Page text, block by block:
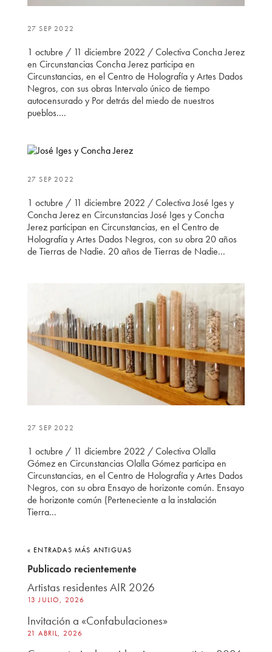
27 SEP 2022
1 octubre / 11 diciembre 2022 / Colectiva Concha Jerez
en Circunstancias Concha Jerez participa en
Circunstancias, en el Centro de Holografía y Artes Dados
Negros, con sus obras Intervalo único de tiempo
autocensurado y Por detrás del miedo de nuestros
pueblos....
27 SEP 2022
1 octubre / 11 diciembre 2022 / Colectiva José Iges y
Concha Jerez en Circunstancias José Iges y Concha
Jerez participan en Circunstancias, en el Centro de
Holografía y Artes Dados Negros, con su obra 20 años
de Tierras de Nadie. 20 años de Tierras de Nadie...
27 SEP 2022
1 octubre / 11 diciembre 2022 / Colectiva Olalla
Gómez en Circunstancias Olalla Gómez participa en
Circunstancias, en el Centro de Holografía y Artes Dados
Negros, con su obra Ensayo de horizonte común. Ensayo
de horizonte común (Perteneciente a la instalación
Tierra...
« ENTRADAS MÁS ANTIGUAS
Publicado recientemente
Artistas residentes AIR 2026
13 JULIO, 2026
Invitación a «Confabulaciones»
21 ABRIL, 2026